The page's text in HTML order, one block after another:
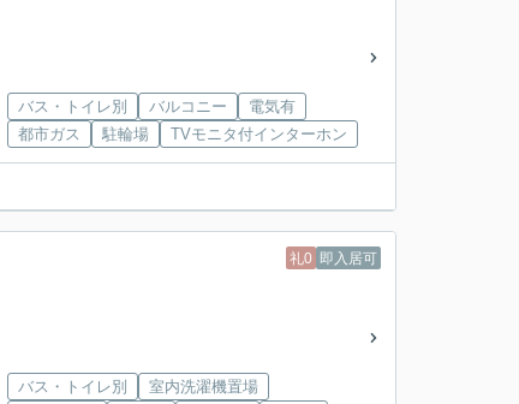
バス・トイレ別 バルコニー
電気有
都市ガス
駐輪場 TVモニタ付インターホン
礼0 即入居可
バス・トイレ別
室内洗濯機置場